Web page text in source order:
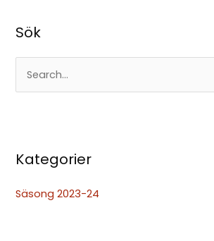
Sök
ö
f
e
Kategorier
Säsong 2023-24